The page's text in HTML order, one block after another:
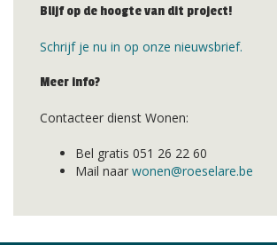
Blijf op de hoogte van dit project!
Schrijf je nu in op onze nieuwsbrief.
Meer info?
Contacteer dienst Wonen:
Bel gratis 051 26 22 60
Mail naar wonen@roeselare.be